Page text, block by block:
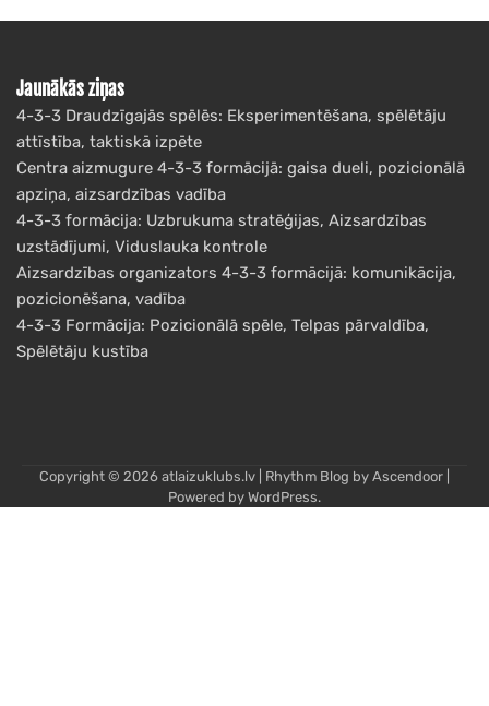
Jaunākās ziņas
4-3-3 Draudzīgajās spēlēs: Eksperimentēšana, spēlētāju
attīstība, taktiskā izpēte
Centra aizmugure 4-3-3 formācijā: gaisa dueli, pozicionālā
apziņa, aizsardzības vadība
4-3-3 formācija: Uzbrukuma stratēģijas, Aizsardzības
uzstādījumi, Viduslauka kontrole
Aizsardzības organizators 4-3-3 formācijā: komunikācija,
pozicionēšana, vadība
4-3-3 Formācija: Pozicionālā spēle, Telpas pārvaldība,
Spēlētāju kustība
Copyright © 2026 atlaizuklubs.lv | Rhythm Blog by Ascendoor
Powered by WordPress.